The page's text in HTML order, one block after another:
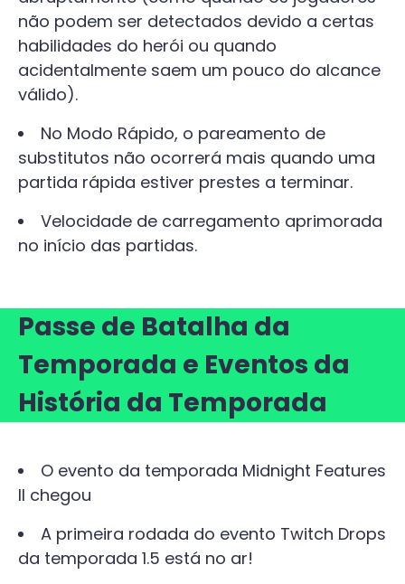
não podem ser detectados devido a certas
habilidades do herói ou quando
acidentalmente saem um pouco do alcance
válido).
No Modo Rápido, o pareamento de
substitutos não ocorrerá mais quando uma
partida rápida estiver prestes a terminar.
Velocidade de carregamento aprimorada
no início das partidas.
Passe de Batalha da
Temporada e Eventos da
História da Temporada
O evento da temporada Midnight Features
II chegou
A primeira rodada do evento Twitch Drops
da temporada 1.5 está no ar!